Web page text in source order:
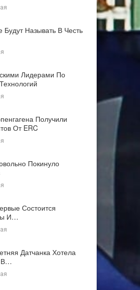
Называть В Честь
Лидерами По
Получили
От ERC
Покинуло
Состоится
И…
Датчанка Хотела
В…